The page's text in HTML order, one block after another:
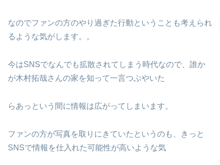
なのでファンの方のやり過ぎた行動ということも考えられ
るような気がします。。
今はSNSでなんでも拡散されてしまう時代なので、誰か
が木村拓哉さんの家を知って一言つぶやいた
らあっという間に情報は広がってしまいます。
ファンの方が写真を取りにきていたというのも、きっと
SNSで情報を仕入れた可能性が高いような気